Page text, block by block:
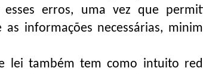
esses erros, uma vez que
as informações necessárias,
lei também tem como intuito